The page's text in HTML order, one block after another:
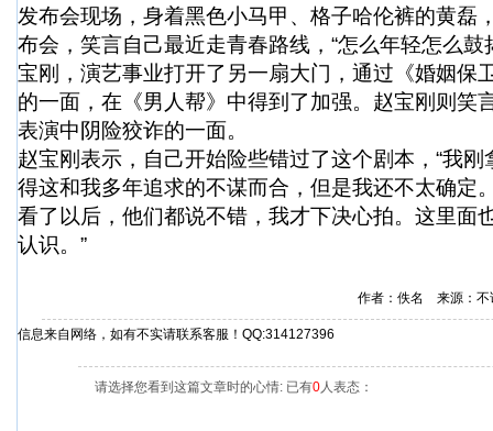
发布会现场，身着黑色小马甲、格子哈伦裤的黄磊
布会，笑言自己最近走青春路线，“怎么年轻怎么鼓
宝刚，演艺事业打开了另一扇大门，通过《婚姻保
的一面，在《男人帮》中得到了加强。赵宝刚则笑
表演中阴险狡诈的一面。
赵宝刚表示，自己开始险些错过了这个剧本，“我
得这和我多年追求的不谋而合，但是我还不太确定
看了以后，他们都说不错，我才下决心拍。这里面
认识。”
作者：佚名 来源：
信息来自网络，如有不实请联系客服！QQ:314127396
请选择您看到这篇文章时的心情: 已有0人表态：